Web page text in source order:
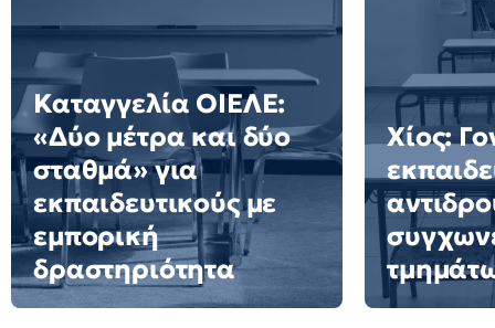
Καταγγελία ΟΙΕΛΕ:
«Δύο μέτρα και δύο
σταθμά» για
εκπαιδευτικούς με
εμπορική
δραστηριότητα
Χίος: